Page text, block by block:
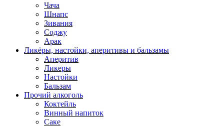
Чача
Шнапс
Зивания
Соджу
Арак
Ликёры, настойки, аперитивы и бальзамы
Аперитив
Ликеры
Настойки
Бальзам
Прочий алкоголь
Коктейль
Винный напиток
Саке